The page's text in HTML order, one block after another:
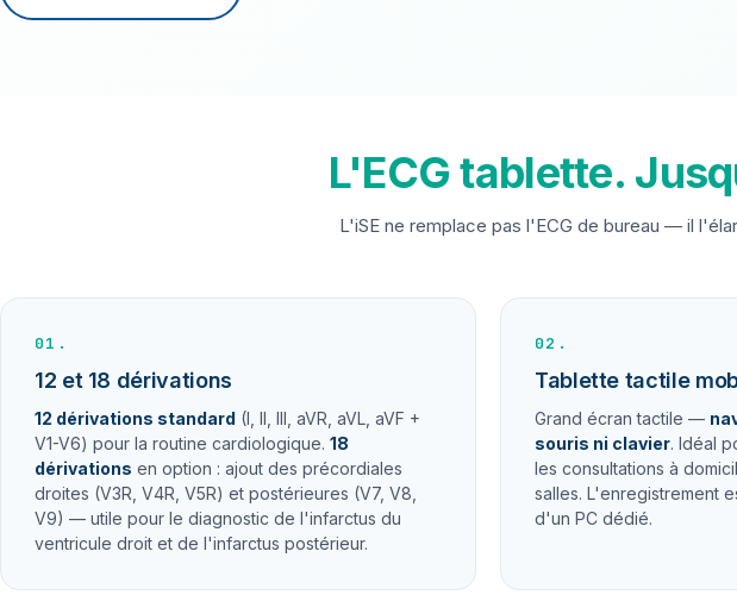
L'ECG tablette.
L'iSE ne remplace pas l'ECG de bureau — il
01.
12 et 18 dérivations
12 dérivations standard (I, II, III, aVR, aVL, aVF +
V1-V6) pour la routine cardiologique. 18
dérivations en option : ajout des précordiales
droites (V3R, V4R, V5R) et postérieures (V7, V8,
V9) — utile pour le diagnostic de l'infarctus du
ventricule droit et de l'infarctus postérieur.
02.
Tablette tactile
Grand écran tactile —
souris ni clavier. Idéal
les consultations à
salles. L'enregistrement
d'un PC dédié.